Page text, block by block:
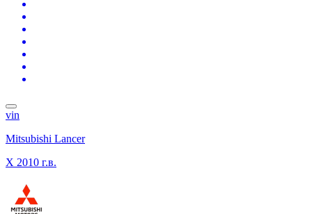
vin
Mitsubishi Lancer
X 2010 г.в.